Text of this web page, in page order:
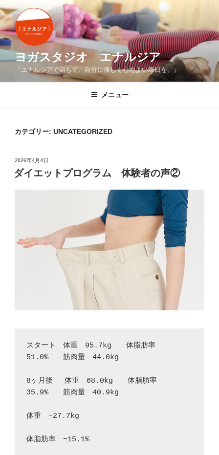
コ
ン
テ
ン
ツ
へ
ヨガスタジオ エナルジア
『エナルジアで満ちて、自分に優しく心地よい毎日を。』
メニュー
カテゴリー: UNCATEGORIZED
投
稿
日:
2026年4月4日
ダイエットプログラム 体験者の声②
スタート　体重　95.7kg　　体脂肪率
51.0%　　筋肉量　44.0kg
8ヶ月後　 体重　68.0kg　　体脂肪率
35.9%　　筋肉量　40.9kg
体重　−27.7kg
体脂肪率　−15.1%